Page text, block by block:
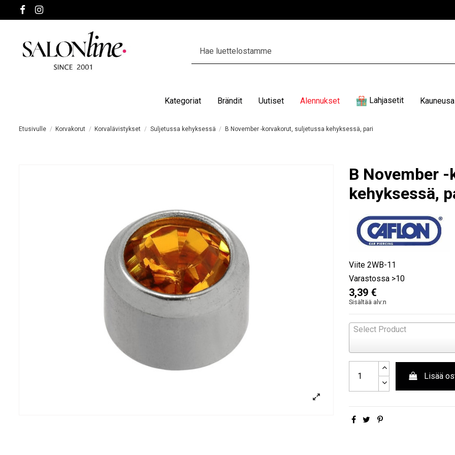
Kategoriat Brändit Uutiset Alennukset Lahjasetit
Etusivulle Korvakorut Korvalävistykset Suljetussa kehyksessä B November -korvakorut, suljetussa kehyksessä, pari
B November
kehyksessä,
Viite 2WB-11
Varastossa >10
3,39 €
Sisältää alv:n
Select Product
Lisää